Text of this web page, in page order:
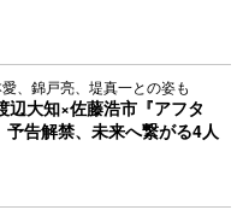
、錦戸亮、堤真一との姿も
辺大知×佐藤浩市『アフタ
告解禁、未来へ繋がる4人